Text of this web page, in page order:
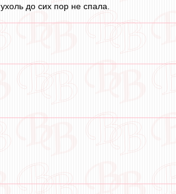
до сих пор не спала.